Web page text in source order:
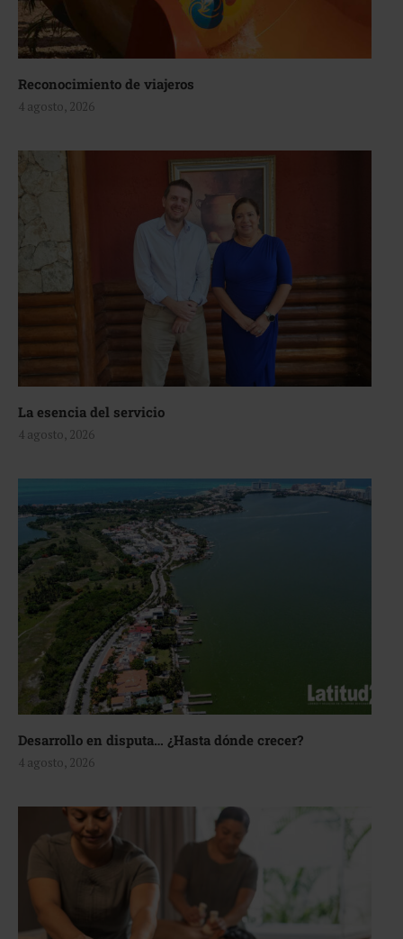
Reconocimiento de viajeros
4 agosto, 2026
La esencia del servicio
4 agosto, 2026
Desarrollo en disputa… ¿Hasta dónde crecer?
4 agosto, 2026